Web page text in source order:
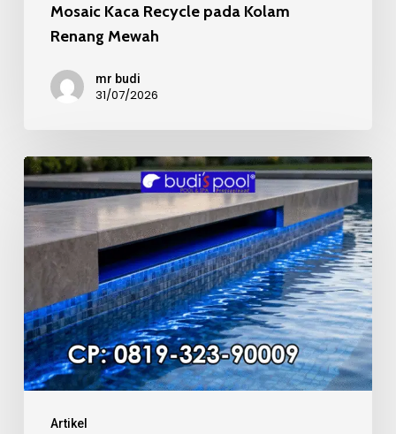
Mosaic Kaca Recycle pada Kolam
Renang Mewah
mr budi
31/07/2026
Artikel
Kualitas
Material
Mosaic
Kolam
Renang